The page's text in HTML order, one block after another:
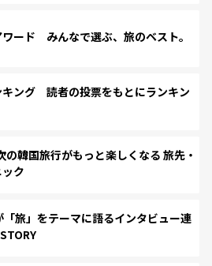
ード みんなで選ぶ、旅のベスト。
キング 読者の投票をもとにランキン
韓国旅行がもっと楽しくなる 旅先・
ク
旅」をテーマに語るインタビュー連